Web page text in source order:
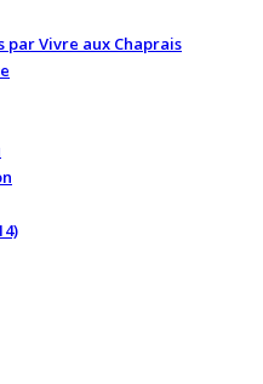
par Vivre aux Chaprais